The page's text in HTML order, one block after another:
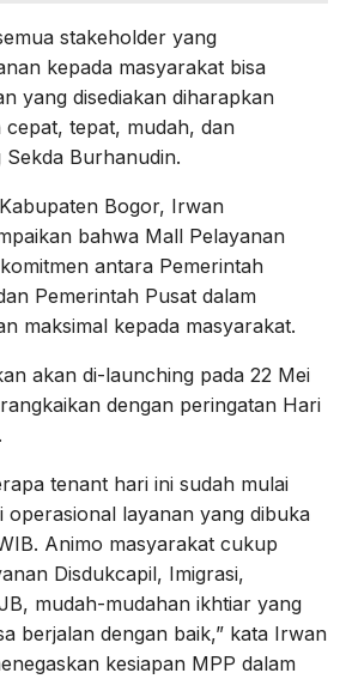
stakeholder yang
kepada masyarakat bisa
yang disediakan diharapkan
cepat, tepat, mudah, dan
Burhanudin.
Bogor, Irwan
bahwa Mall Pelayanan
antara Pemerintah
Pemerintah Pusat dalam
maksimal kepada masyarakat.
akan di-launching pada 22 Mei
dengan peringatan Hari
tenant hari ini sudah mulai
operasional layanan yang dibuka
Animo masyarakat cukup
Disdukcapil, Imigrasi,
mudah-mudahan ikhtiar yang
berjalan dengan baik,” kata Irwan
kesiapan MPP dalam